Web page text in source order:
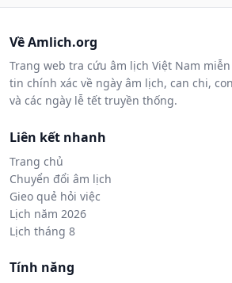
Về Amlich.org
Trang web tra cứu âm lịch Việt Nam
tin chính xác về ngày âm lịch, can chi,
và các ngày lễ tết truyền thống.
Liên kết nhanh
Trang chủ
Chuyển đổi âm lịch
Gieo quẻ hỏi việc
Lịch năm 2026
Lịch tháng 8
Tính năng